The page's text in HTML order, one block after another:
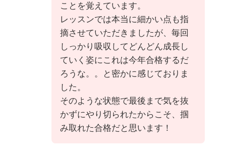
ことを覚えています。
レッスンでは本当に細かい点も指
摘させていただきましたが、毎回
しっかり吸収してどんどん成長し
ていく姿にこれは今年合格するだ
ろうな。。と密かに感じておりま
した。
そのような状態で最後まで気を抜
かずにやり切られたからこそ、掴
み取れた合格だと思います！